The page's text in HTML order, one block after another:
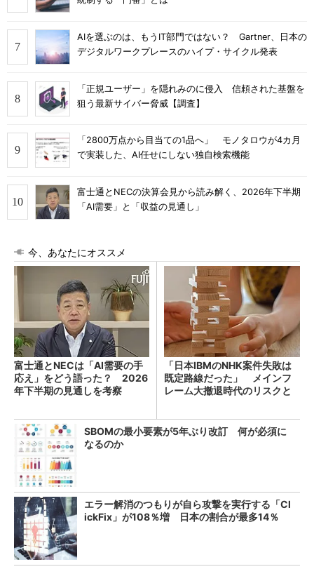
AIを選ぶのは、もうIT部門ではない？ Gartner、日本の
デジタルワークプレースのハイプ・サイクル発表
「正規ユーザー」を隠れみのに侵入 信頼された基盤を
狙う最新サイバー脅威【調査】
「2800万点から目当ての1品へ」 モノタロウが4カ月
で実装した、AI任せにしない独自検索機能
富士通とNECの決算会見から読み解く、2026年下半期
「AI需要」と「収益の見通し」
今、あなたにオススメ
富士通とNECは「AI需要の手
応え」をどう語った？ 2026
年下半期の見通しを考察
「日本IBMのNHK案件失敗は
既定路線だった」 メインフ
レーム大撤退時代のリスクと
SBOMの最小要素が5年ぶり改訂 何が必須に
なるのか
エラー解消のつもりが自ら攻撃を実行する「Cl
ickFix」が108％増 日本の割合が最多14％